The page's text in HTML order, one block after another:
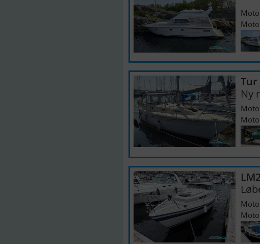
Tur
Ny